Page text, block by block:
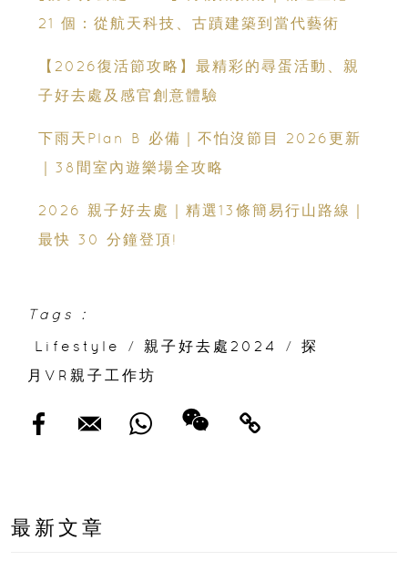
21 個：從航天科技、古蹟建築到當代藝術
【2026復活節攻略】最精彩的尋蛋活動、親
子好去處及感官創意體驗
下雨天Plan B 必備｜不怕沒節目 2026更新
｜38間室內遊樂場全攻略
2026 親子好去處｜精選13條簡易行山路線｜
最快 30 分鐘登頂!
Tags :
Lifestyle
/ 親子好去處2024 /
探
月VR親子工作坊
最新文章